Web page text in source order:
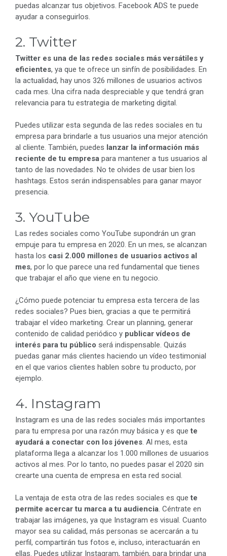
puedas alcanzar tus objetivos. Facebook ADS te puede
ayudar a conseguirlos.
2. Twitter
Twitter es una de las redes sociales más versátiles y
eficientes, ya que te ofrece un sinfín de posibilidades. En
la actualidad, hay unos 326 millones de usuarios activos
cada mes. Una cifra nada despreciable y que tendrá gran
relevancia para tu estrategia de marketing digital.
Puedes utilizar esta segunda de las redes sociales en tu
empresa para brindarle a tus usuarios una mejor atención
al cliente. También, puedes lanzar la información más
reciente de tu empresa para mantener a tus usuarios al
tanto de las novedades. No te olvides de usar bien los
hashtags. Estos serán indispensables para ganar mayor
presencia.
3. YouTube
Las redes sociales como YouTube supondrán un gran
empuje para tu empresa en 2020. En un mes, se alcanzan
hasta los casi 2.000 millones de usuarios activos al
mes, por lo que parece una red fundamental que tienes
que trabajar el año que viene en tu negocio.
¿Cómo puede potenciar tu empresa esta tercera de las
redes sociales? Pues bien, gracias a que te permitirá
trabajar el vídeo marketing. Crear un planning, generar
contenido de calidad periódico y publicar vídeos de
interés para tu público será indispensable. Quizás
puedas ganar más clientes haciendo un vídeo testimonial
en el que varios clientes hablen sobre tu producto, por
ejemplo.
4. Instagram
Instagram es una de las redes sociales más importantes
para tu empresa por una razón muy básica y es quete
ayudará a conectar con los jóvenes. Al mes, esta
plataforma llega a alcanzar los 1.000 millones de usuarios
activos al mes. Por lo tanto, no puedes pasar el 2020 sin
crearte una cuenta de empresa en esta red social.
La ventaja de esta otra de las redes sociales es quete
permite acercar tu marca a tu audiencia. Céntrate en
trabajar las imágenes, ya que Instagram es visual. Cuanto
mayor sea su calidad, más personas se acercarán a tu
perfil, compartirán tus fotos e, incluso, interactuarán en
ellas. Puedes utilizar Instagram, también, para brindar una